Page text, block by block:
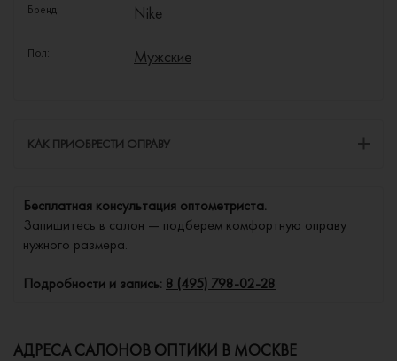
Бренд: Nike
Пол: Мужские
КАК ПРИОБРЕСТИ ОПРАВУ
Бесплатная консультация оптометриста.
Запишитесь в салон — подберем комфортную оправу
нужного размера.
Подробности и запись: 8 (495) 798-02-28
АДРЕСА САЛОНОВ ОПТИКИ В МОСКВЕ